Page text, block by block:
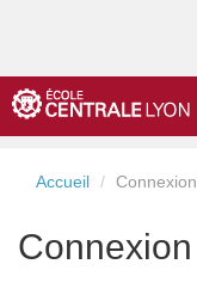
Accueil Connexion
Connexion